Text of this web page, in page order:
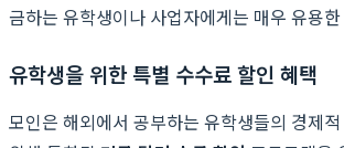
금하는 유학생이나 사업자에게는 매우 유용
유학생을 위한 특별 수수료 할인 혜택
모인은 해외에서 공부하는 유학생들의 경제